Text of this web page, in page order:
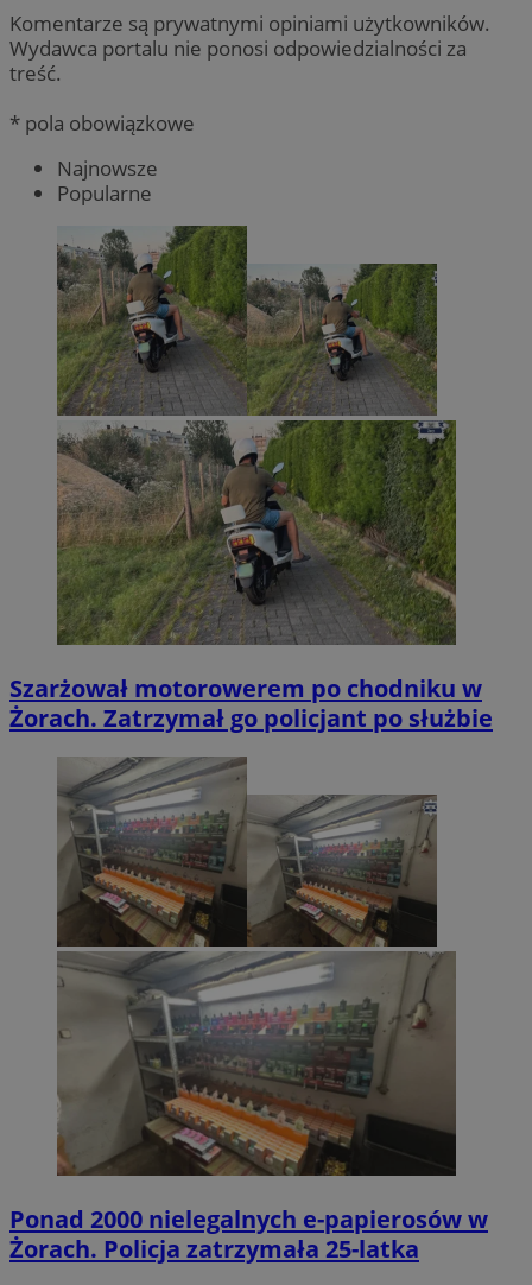
Komentarze są prywatnymi opiniami użytkowników.
Wydawca portalu nie ponosi odpowiedzialności za
treść.
* pola obowiązkowe
Najnowsze
Popularne
Szarżował motorowerem po chodniku w
Żorach. Zatrzymał go policjant po służbie
Ponad 2000 nielegalnych e-papierosów w
Żorach. Policja zatrzymała 25-latka